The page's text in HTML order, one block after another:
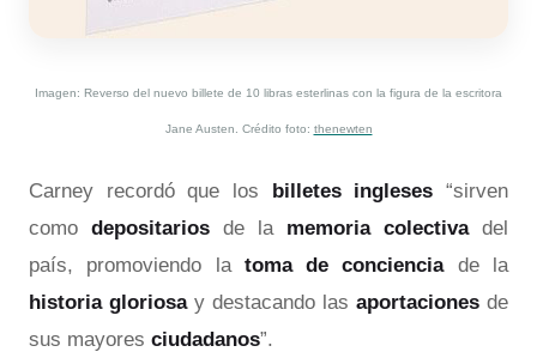
Imagen: Reverso del nuevo billete de 10 libras esterlinas con la figura de la escritora
Jane Austen. Crédito foto: thenewten
Carney recordó que los billetes ingleses “sirven
como depositarios de lamemoria colectivadel
país, promoviendo la toma de concienciade la
historia gloriosay destacando las aportaciones de
sus mayores ciudadanos”.